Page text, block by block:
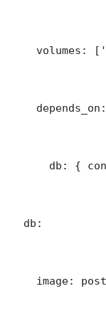
volumes:
    depends_on:
db: {
  db:
image: